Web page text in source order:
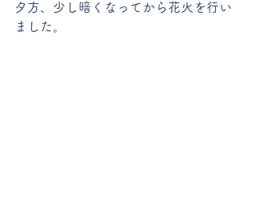
夕方、少し暗くなってから花火を行い
ました。